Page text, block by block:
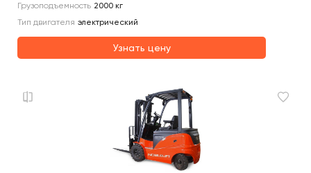
Грузоподъемность 2000 кг
Тип двигателя электрический
Узнать цену